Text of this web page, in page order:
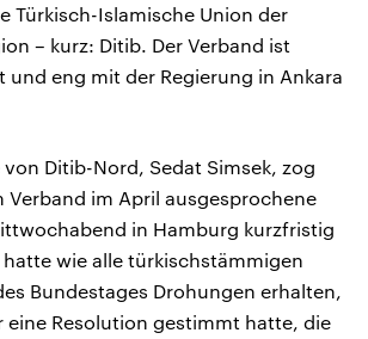
Türkisch-Islamische Union der
– kurz: Ditib. Der Verband ist
und eng mit der Regierung in Ankara
von Ditib-Nord, Sedat Simsek, zog
Verband im April ausgesprochene
in Hamburg kurzfristig
wie alle türkischstämmigen
Bundestages Drohungen erhalten,
eine Resolution gestimmt hatte, die